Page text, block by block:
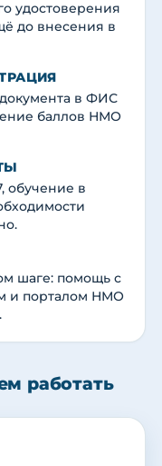
удостоверения
до внесения в
в ФИС
баллов НМО
обучение в
шаге: помощь с
и порталом НМО
работать